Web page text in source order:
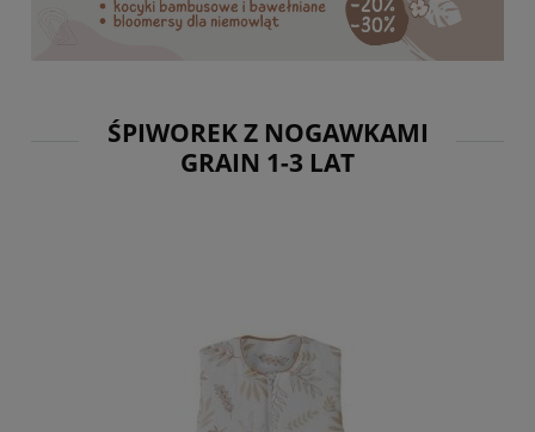
ŚPIWOREK Z NOGAWKAMI
GRAIN 1-3 LAT